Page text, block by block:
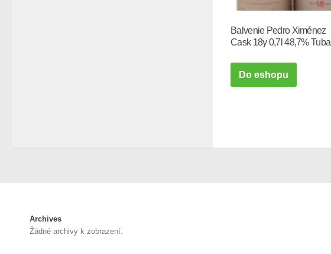
Balvenie Pedro Ximénez
Cask 18y 0,7l 48,7% Tuba
Do eshopu
Archives
Žádné archivy k zobrazení.